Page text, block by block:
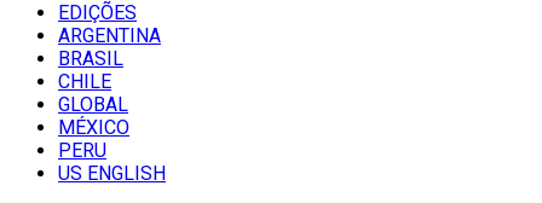
EDIÇÕES
ARGENTINA
BRASIL
CHILE
GLOBAL
MÉXICO
PERU
US ENGLISH